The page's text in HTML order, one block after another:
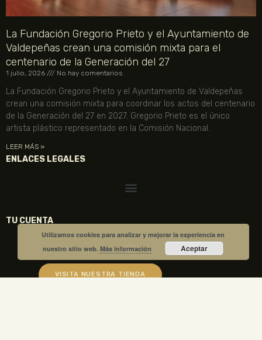
La Fundación Gregorio Prieto y el Ayuntamiento de
Valdepeñas crean una comisión mixta para el
centenario de la Generación del 27
1 julio, 2026 No hay comentarios
La Fundación Gregorio Prieto y el Ayuntamiento de Valdepeñas
crean una comisión mixta para coordinar los actos del centenario
de la Generación del 27 en 2027. Gregorio Prieto es el único
artista plástico representado en la Comisión Nacional.
LEER MÁS »
ENLACES LEGALES
TU CUENTA
VISITA NUESTRA TIENDA
Utilizamos cookies para analizar y mejorar la experiencia en
nuestro sitio web.Más información Aceptar